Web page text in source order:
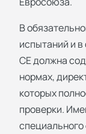
В
испытаний и
СЕ должна
нормах,
которых
проверки.
специального